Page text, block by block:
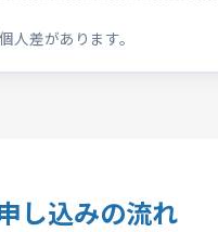
人差があります。
し込みの流れ